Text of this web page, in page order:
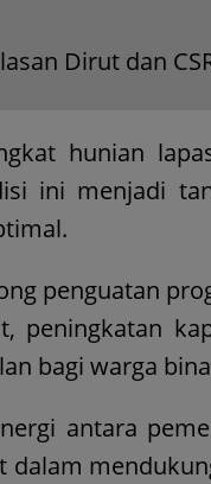
Dirut dan
hunian
ini menjadi
penguatan
peningkatan
bagi warga
antara
dalam